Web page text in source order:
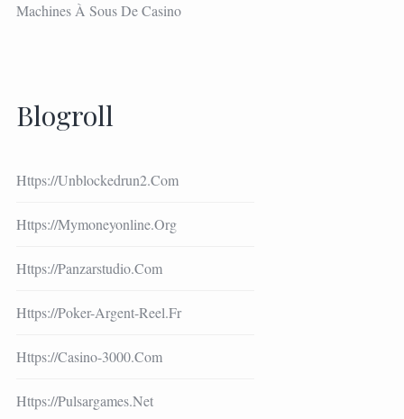
Machines À Sous De Casino
Blogroll
Https://unblockedrun2.com
Https://mymoneyonline.org
Https://panzarstudio.com
Https://poker-Argent-Reel.fr
Https://casino-3000.com
Https://pulsargames.net